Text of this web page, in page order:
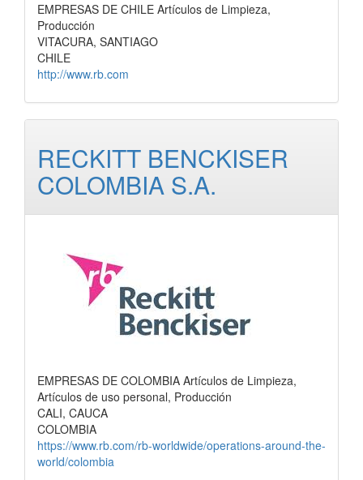
EMPRESAS DE CHILE Artículos de Limpieza,
Producción
VITACURA, SANTIAGO
CHILE
http://www.rb.com
RECKITT BENCKISER
COLOMBIA S.A.
EMPRESAS DE COLOMBIA Artículos de Limpieza,
Artículos de uso personal, Producción
CALI, CAUCA
COLOMBIA
https://www.rb.com/rb-worldwide/operations-around-the-
world/colombia